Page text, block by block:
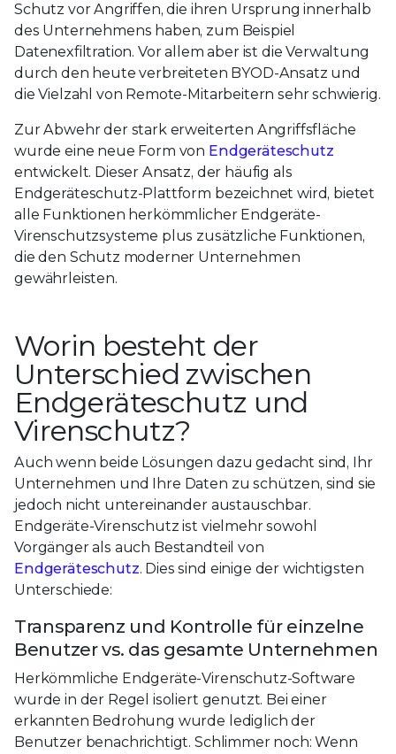
Schutz vor Angriffen, die ihren Ursprung innerhalb
des Unternehmens haben, zum Beispiel
Datenexfiltration. Vor allem aber ist die Verwaltung
durch den heute verbreiteten BYOD-Ansatz und
die Vielzahl von Remote-Mitarbeitern sehr schwierig.
Zur Abwehr der stark erweiterten Angriffsfläche
wurde eine neue Form von Endgeräteschutz
entwickelt. Dieser Ansatz, der häufig als
Endgeräteschutz-Plattform bezeichnet wird, bietet
alle Funktionen herkömmlicher Endgeräte-
Virenschutzsysteme plus zusätzliche Funktionen,
die den Schutz moderner Unternehmen
gewährleisten.
Worin besteht der
Unterschied zwischen
Endgeräteschutz und
Virenschutz?
Auch wenn beide Lösungen dazu gedacht sind, Ihr
Unternehmen und Ihre Daten zu schützen, sind sie
jedoch nicht untereinander austauschbar.
Endgeräte-Virenschutz ist vielmehr sowohl
Vorgänger als auch Bestandteil von
Endgeräteschutz. Dies sind einige der wichtigsten
Unterschiede:
Transparenz und Kontrolle für einzelne
Benutzer vs. das gesamte Unternehmen
Herkömmliche Endgeräte-Virenschutz-Software
wurde in der Regel isoliert genutzt. Bei einer
erkannten Bedrohung wurde lediglich der
Benutzer benachrichtigt. Schlimmer noch: Wenn